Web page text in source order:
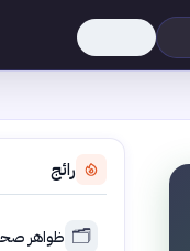
رائج
🗂️ ظواهر